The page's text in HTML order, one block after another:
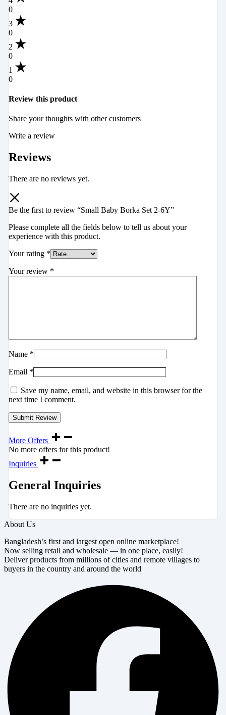
0
3
0
2
0
1
0
Review this product
Share your thoughts with other customers
Write a review
Reviews
There are no reviews yet.
Be the first to review “Small Baby Borka Set 2-6Y”
Please complete all the fields below to tell us about your
experience with this product.
Your rating *
Your review *
Name *
Email *
Save my name, email, and website in this browser for the
next time I comment.
More Offers
No more offers for this product!
Inquiries
General Inquiries
There are no inquiries yet.
About Us
Bangladesh’s first and largest open online marketplace!
Now selling retail and wholesale — in one place, easily!
Deliver products from millions of cities and remote villages to
buyers in the country and around the world